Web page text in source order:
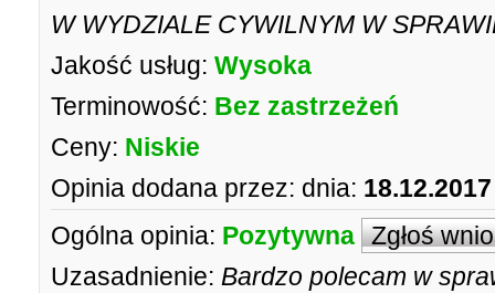
W WYDZIALE CYWILNYM W
Jakość usług: Wysoka
Terminowość: Bez zastrzeżeń
Ceny: Niskie
Opinia dodana przez: dnia:
Ogólna opinia: Pozytywna Zgłoś
Uzasadnienie: Bardzo polecam w